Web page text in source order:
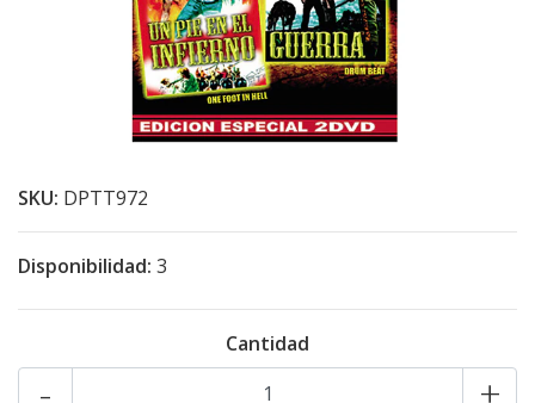
SKU: DPTT972
Disponibilidad: 3
Cantidad